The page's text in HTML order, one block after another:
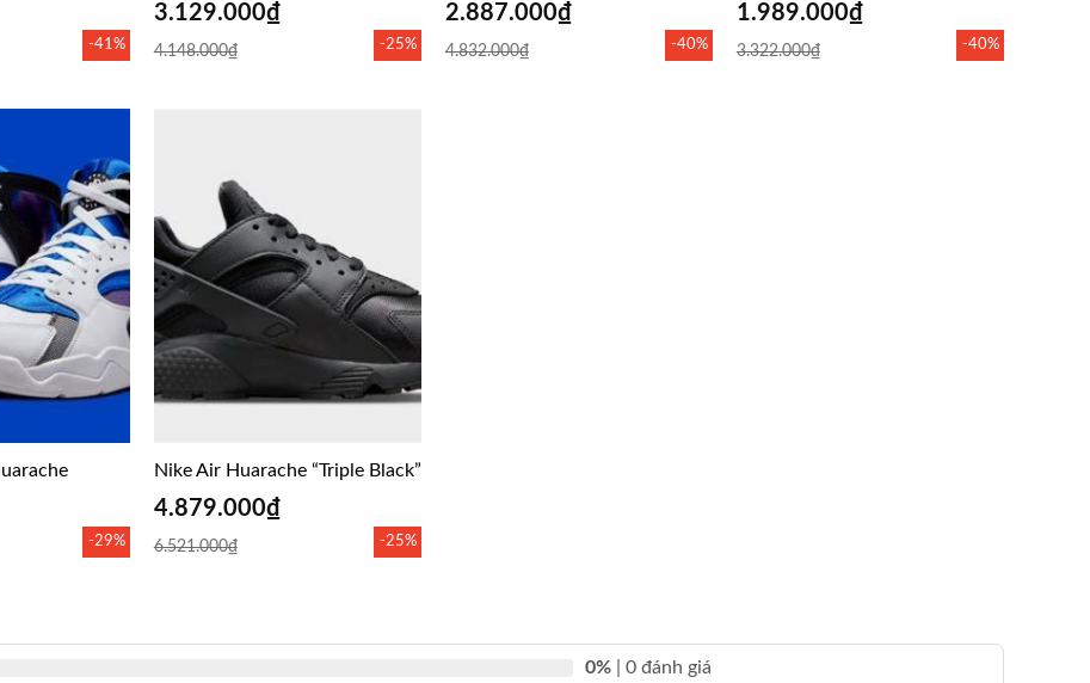
-41% -25%
4.148.000₫
3.129.000₫
-40%
4.832.000₫
2.887.000₫
-40%
3.322.000₫
1.989.000₫
-29% -25%
Nike Air Huarache “Triple Black”
6.521.000₫
4.879.000₫
0% | 0 đánh giá